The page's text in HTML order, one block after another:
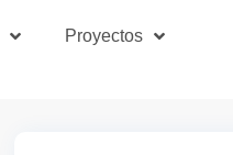
Proyectos